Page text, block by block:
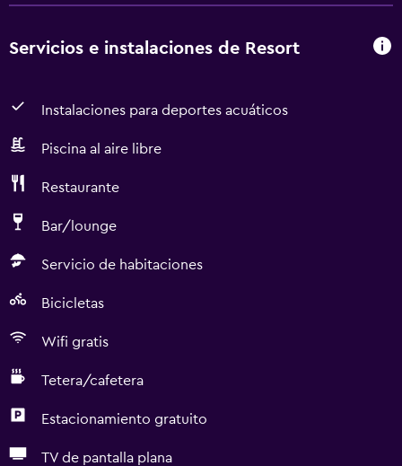
Servicios e instalaciones de Resort
Instalaciones para deportes acuáticos
Piscina al aire libre
Restaurante
Bar/lounge
Servicio de habitaciones
Bicicletas
Wifi gratis
Tetera/cafetera
Estacionamiento gratuito
TV de pantalla plana